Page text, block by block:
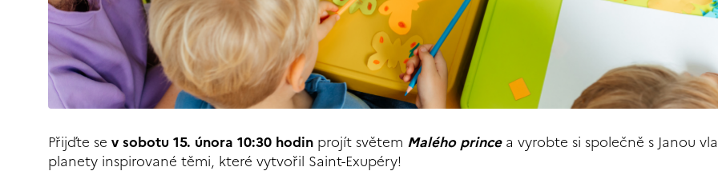
Přijďte se v sobotu 15. února 10:30 hodin projít světem Malého princea vyrobte si společně s Janou
planety inspirované těmi, které vytvořil Saint-Exupéry!